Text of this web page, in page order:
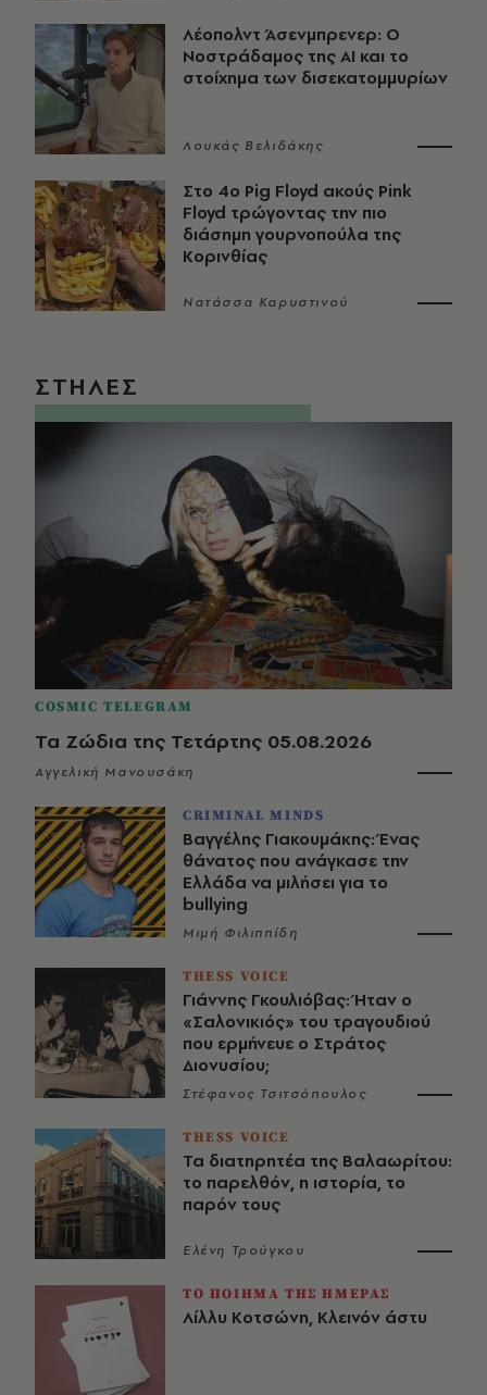
Λέοπολντ Άσενμπρενερ: Ο
Νοστράδαμος της AI και το
στοίχημα των δισεκατομμυρίων
Λουκάς Βελιδάκης
Στο 4ο Pig Floyd ακούς Pink
Floyd τρώγοντας την πιο
διάσημη γουρνοπούλα της
Κορινθίας
Νατάσσα Καρυστινού
ΣΤΗΛΕΣ
COSMIC TELEGRAM
Τα Ζώδια της Τετάρτης 05.08.2026
Αγγελική Μανουσάκη
CRIMINAL MINDS
Βαγγέλης Γιακουμάκης: Ένας
θάνατος που ανάγκασε την
Ελλάδα να μιλήσει για το
bullying
Μιμή Φιλιππίδη
THESS VOICE
Γιάννης Γκουλιόβας: Ήταν ο
«Σαλονικιός» του τραγουδιού
που ερμήνευε ο Στράτος
Διονυσίου;
Στέφανος Τσιτσόπουλος
THESS VOICE
Τα διατηρητέα της Βαλαωρίτου:
το παρελθόν, η ιστορία, το
παρόν τους
Ελένη Τρούγκου
ΤΟ ΠΟΙΗΜΑ ΤΗΣ ΗΜΕΡΑΣ
Λίλλυ Κοτσώνη, Κλεινόν άστυ